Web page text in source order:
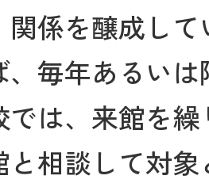
関係を醸成し
、毎年あるい
では、来館を
と相談して対